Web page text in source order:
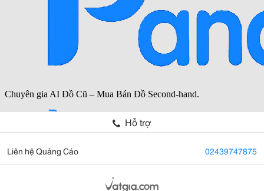
Hỗ trợ
Liên hệ Quảng Cáo 02439747875